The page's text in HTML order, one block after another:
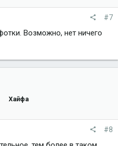
#7
Возможно, нет ничего
Хайфа
#8